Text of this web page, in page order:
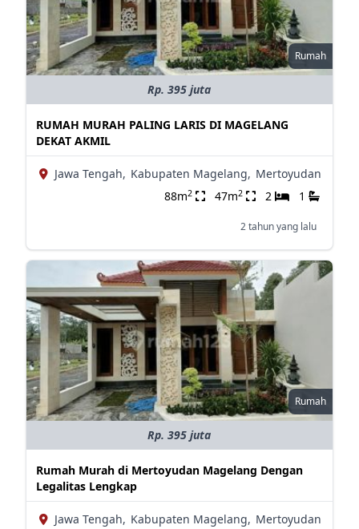
Rumah
Rp. 395 juta
RUMAH MURAH PALING LARIS DI MAGELANG
DEKAT AKMIL
Jawa Tengah, Kabupaten Magelang, Mertoyudan
88m2 47m2 2 1
2 tahun yang lalu
Rumah
Rp. 395 juta
Rumah Murah di Mertoyudan Magelang Dengan
Legalitas Lengkap
Jawa Tengah, Kabupaten Magelang, Mertoyudan